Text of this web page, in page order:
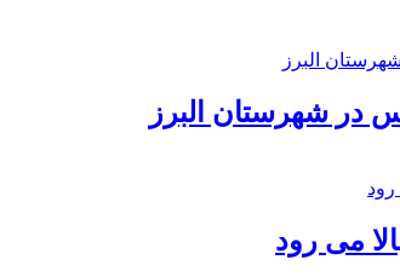
در شهرستان البرز
می رود